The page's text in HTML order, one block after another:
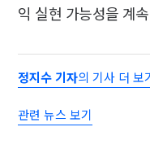
익 실현 가능성을 계
정지수 기자의 기사 더 보
관련 뉴스 보기